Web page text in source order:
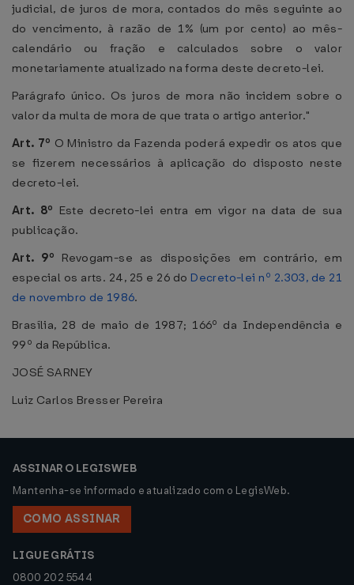
judicial, de juros de mora, contados do mês seguinte ao
do vencimento, à razão de 1% (um por cento) ao mês-
calendário ou fração e calculados sobre o valor
monetariamente atualizado na forma deste decreto-lei.
Parágrafo único. Os juros de mora não incidem sobre o
valor da multa de mora de que trata o artigo anterior."
Art. 7º O Ministro da Fazenda poderá expedir os atos que
se fizerem necessários à aplicação do disposto neste
decreto-lei.
Art. 8º Este decreto-lei entra em vigor na data de sua
publicação.
Art. 9º Revogam-se as disposições em contrário, em
especial os arts. 24, 25 e 26 do Decreto-lei nº 2.303, de 21
de novembro de 1986.
Brasília, 28 de maio de 1987; 166º da Independência e
99º da República.
JOSÉ SARNEY
Luiz Carlos Bresser Pereira
ASSINAR O LEGISWEB
Mantenha-se informado e atualizado com o LegisWeb.
COMO ASSINAR
LIGUE GRÁTIS
0800 202 5544